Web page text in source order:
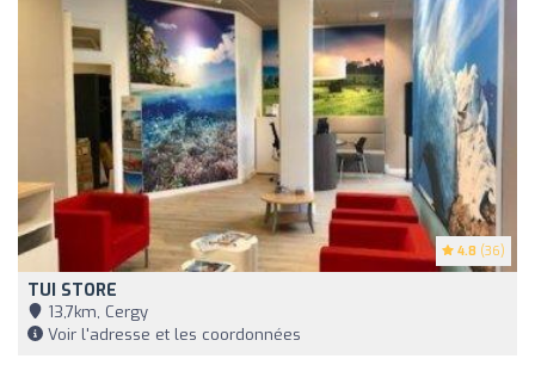
4.8 (36)
TUI STORE
13,7km, Cergy
Voir l'adresse et les coordonnées